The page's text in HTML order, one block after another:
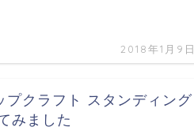
2018年1月9日
プクラフト スタンディング
みました